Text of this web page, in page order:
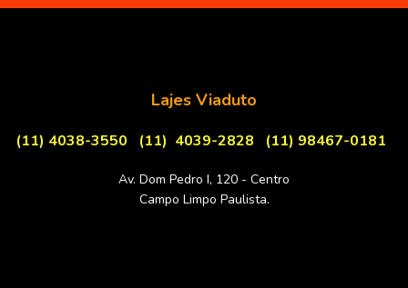
Lajes Viaduto
(11) 4038-3550 (11) 4039-2828 (11) 98467-0181
Av. Dom Pedro I, 120 - Centro
Campo Limpo Paulista.